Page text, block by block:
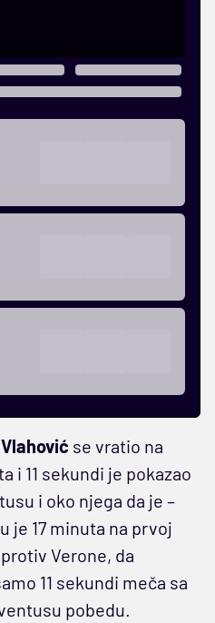
Vlahović se vratio na
i 11 sekundi je pokazao
i oko njega da je –
je 17 minuta na prvoj
Verone, da
11 sekundi meča sa
pobedu.